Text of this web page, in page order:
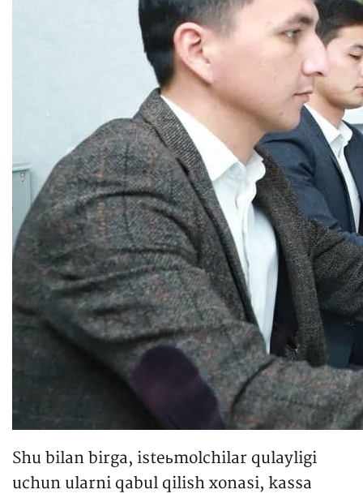
Shu bilan birga, isteьmolchilar qulayligi
uchun ularni qabul qilish xonasi, kassa